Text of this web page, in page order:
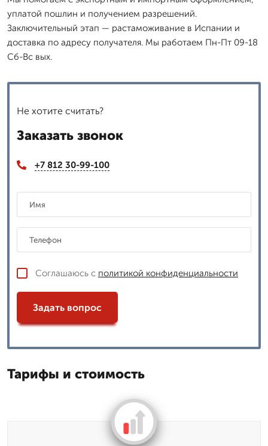
уплатой пошлин и получением разрешений.
Заключительный этап — растаможивание в Испании и
доставка по адресу получателя. Мы работаем Пн-Пт 09-18
Сб-Вс вых.
Не хотите считать?
Заказать звонок
+7 812 30-99-100
Соглашаюсь с политикой конфиденциальности
Задать вопрос
Тарифы и стоимость